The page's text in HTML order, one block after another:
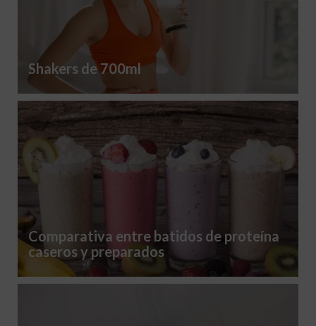
Shakers de 700ml
Comparativa entre batidos de proteína
caseros y preparados